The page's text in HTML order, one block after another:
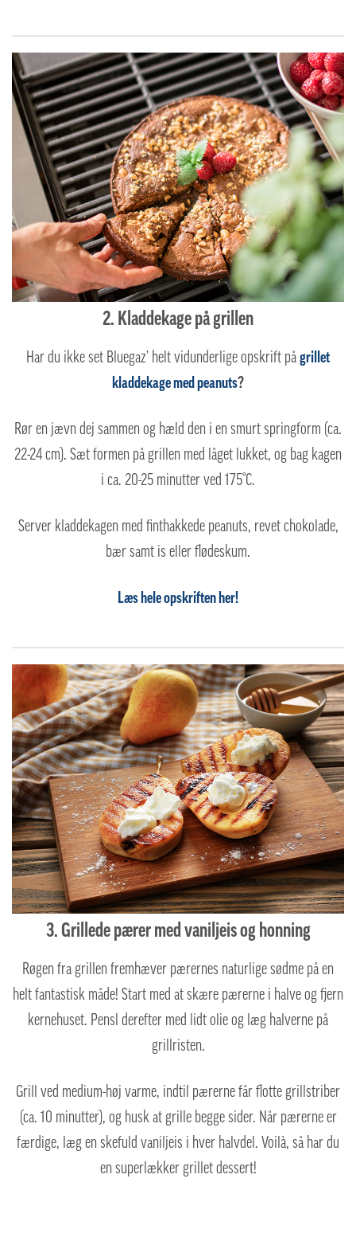
2. Kladdekage på grillen
Har du ikke set Bluegaz’ helt vidunderlige opskrift pågrillet
kladdekage med peanuts?
Rør en jævn dej sammen og hæld den i en smurt springform (ca.
22-24 cm). Sæt formen på grillen med låget lukket, og bag kagen
i ca. 20-25 minutter ved 175°C.
Server kladdekagen med finthakkede peanuts, revet chokolade,
bær samt is eller flødeskum.
Læs hele opskriften her!
3. Grillede pærer med vaniljeis og honning
Røgen fra grillen fremhæver pærernes naturlige sødme på en
helt fantastisk måde! Start med at skære pærerne i halve og fjern
kernehuset. Pensl derefter med lidt olie og læg halverne på
grillristen.
Grill ved medium-høj varme, indtil pærerne får flotte grillstriber
(ca. 10 minutter), og husk at grille begge sider. Når pærerne er
færdige, læg en skefuld vaniljeis i hver halvdel. Voilà, så har du
en superlækker grillet dessert!